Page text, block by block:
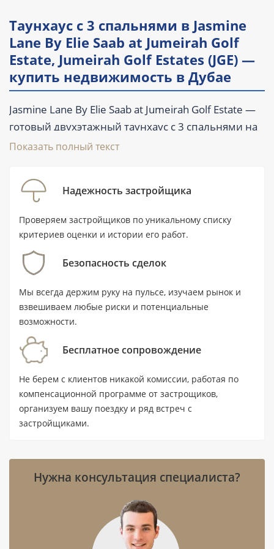
Таунхаус с 3 спальнями в Jasmine
Lane By Elie Saab at Jumeirah Golf
Estate, Jumeirah Golf Estates (JGE) —
купить недвижимость в Дубае
Jasmine Lane By Elie Saab at Jumeirah Golf Estate —
готовый двухэтажный таунхаус с 3 спальнями на
вторичном рынке Дубая. Площадь объекта
ванные комнаты, балкон, терраса, бассейн и
парковка. Лот расположен в гольф-сообществе
частичной мебелью. Купить готовый таунхаус
Ключевые характеристики
Тип: таунхаус с 3 спальнями и 4
Площадь: 204,5 м² (2 201 ft²).
Цена: от 3 619 000 AED.
Статус: готовый объект на вторичном
рынке; комплекс сдан в III квартале 2024
Локация: Дубай, Jumeirah Golf Estates
(JGE); до станции метро Jumeirah Golf
Расстояния: до воды — 16,2 км, до
аэропорта — 30,1 км.
Показать полный текст
Надежность застройщика
Проверяем застройщиков по уникальному списку
критериев оценки и истории его работ.
Безопасность сделок
Мы всегда держим руку на пульсе, изучаем рынок и
взвешиваем любые риски и потенциальные
возможности.
Бесплатное сопровождение
Не берем с клиентов никакой комиссии, работая по
компенсационной программе от застрощиков,
организуем вашу поездку и ряд встреч с
застройщиками.
Нужна консультация специалиста?